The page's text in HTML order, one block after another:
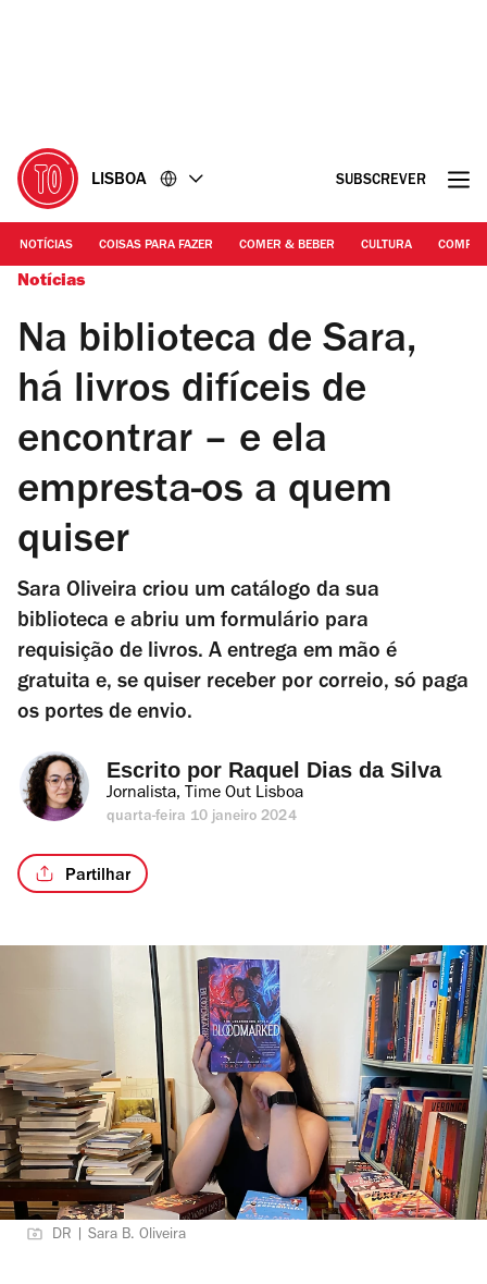
LISBOA SUBSCREVER
NOTÍCIAS COISAS PARA FAZER COMER & BEBER CULTURA
Notícias
Na biblioteca de Sara,
há livros difíceis de
encontrar – e ela
empresta-os a quem
quiser
Sara Oliveira criou um catálogo da sua
biblioteca e abriu um formulário para
requisição de livros. A entrega em mão é
gratuita e, se quiser receber por correio, só paga
os portes de envio.
Escrito por Raquel Dias da Silva
Jornalista, Time Out Lisboa
quarta-feira 10 janeiro 2024
Partilhar
DR | Sara B. Oliveira